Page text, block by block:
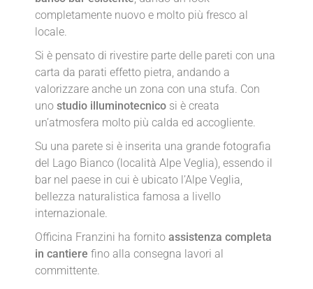
completamente nuovo e molto più fresco al
locale.
Si è pensato di rivestire parte delle pareti con una
carta da parati effetto pietra, andando a
valorizzare anche un zona con una stufa. Con
unostudio illuminotecnico si è creata
un’atmosfera molto più calda ed accogliente.
Su una parete si è inserita una grande fotografia
del Lago Bianco (località Alpe Veglia), essendo il
bar nel paese in cui è ubicato l’Alpe Veglia,
bellezza naturalistica famosa a livello
internazionale.
Officina Franzini ha fornitoassistenza completa
in cantiere fino alla consegna lavori al
committente.